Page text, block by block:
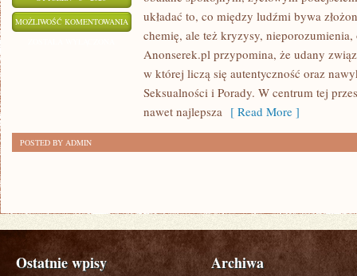
MOŻLIWOŚĆ KOMENTOWANIA FLIRT
UWODZENIE
układać to, co między ludźmi bywa
chemię, ale też kryzysy,
Anonserek.pl przypomina, że udany
w której liczą się autentyczność oraz
Seksualności i Porady. W centrum tej
nawet najlepsza [ Read More ]
POSTED BY ADMIN
Ostatnie wpisy Archiwa